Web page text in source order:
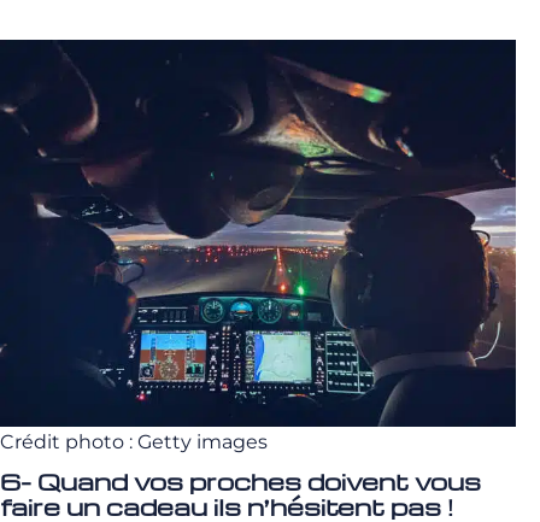
Crédit photo : Getty images
6- Quand vos proches doivent vous
faire un cadeau ils n’hésitent pas !